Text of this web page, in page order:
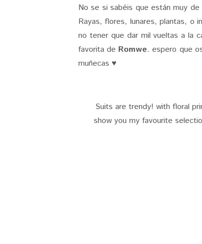
No se si sabéis que están muy
Rayas, flores, lunares, plantas, o
no tener que dar mil vueltas a la
favorita de Romwe. espero que
muñecas ♥
Suits are trendy! with floral
show you my favourite